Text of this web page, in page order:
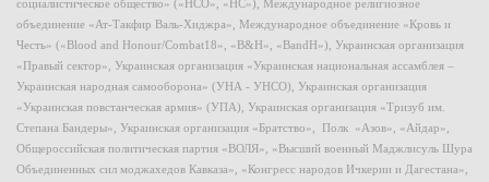
социалистическое общество» («НСО», «НС»), Международное религиозное
объединение «Ат-Такфир Валь-Хиджра», Международное объединение «Кровь и
Честь» («Blood and Honour/Combat18», «B&H», «BandH»), Украинская организация
«Правый сектор», Украинская организация «Украинская национальная ассамблея –
Украинская народная самооборона» (УНА - УНСО), Украинская организация
«Украинская повстанческая армия» (УПА), Украинская организация «Тризуб им.
Степана Бандеры», Украинская организация «Братство», Полк «Азов», «Айдар»,
Общероссийская политическая партия «ВОЛЯ», «Высший военный Маджлисуль Шура
Объединенных сил моджахедов Кавказа», «Конгресс народов Ичкерии и Дагестана»,